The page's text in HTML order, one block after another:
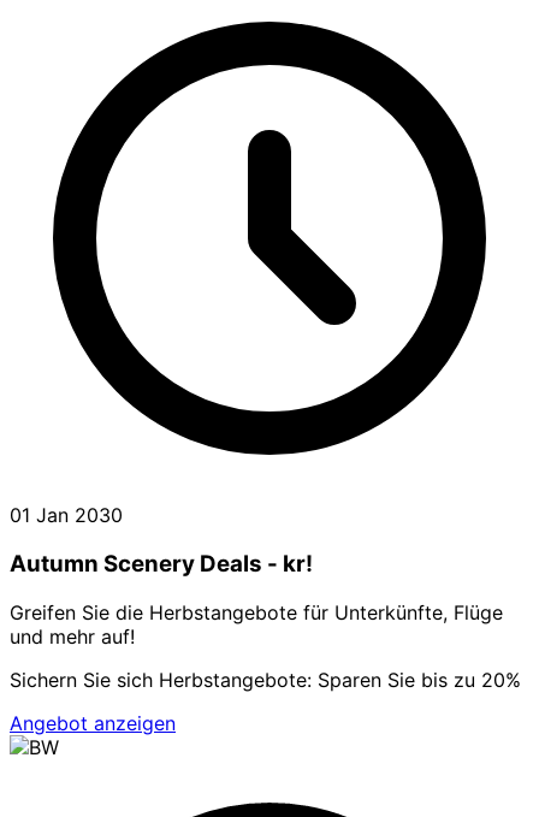
01 Jan 2030
Autumn Scenery Deals - kr!
Greifen Sie die Herbstangebote für Unterkünfte, Flüge
und mehr auf!
Sichern Sie sich Herbstangebote: Sparen Sie bis zu 20%
Angebot anzeigen